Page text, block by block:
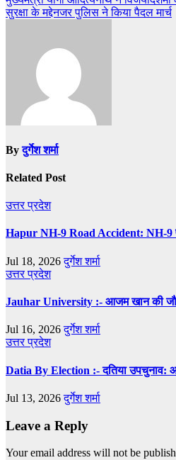
navigation
सुरक्षा के मद्देनजर पुलिस ने किया पैदल मार्च
Byदुर्गेश शर्मा
Related Post
उत्तर प्रदेश
Hapur NH-9 Road Accident: NH-9
Jul 18, 2026दुर्गेश शर्मा
उत्तर प्रदेश
Jauhar University :- आजम खान की जौहर
Jul 16, 2026दुर्गेश शर्मा
उत्तर प्रदेश
Datia By Election :- दतिया उपचुनाव:
Jul 13, 2026दुर्गेश शर्मा
Leave a Reply
Your email address will not be